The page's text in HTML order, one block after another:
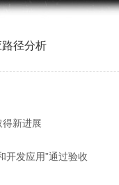
径分析
新进展
开发应用”通过验收